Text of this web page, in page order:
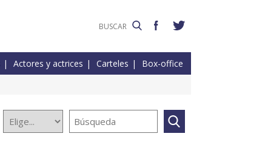
Actores y actrices Carteles Box-office